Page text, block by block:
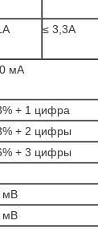
≤ 3,3A
мА
+ 1 цифра
+ 2 цифры
+ 3 цифры
мВ
мВ